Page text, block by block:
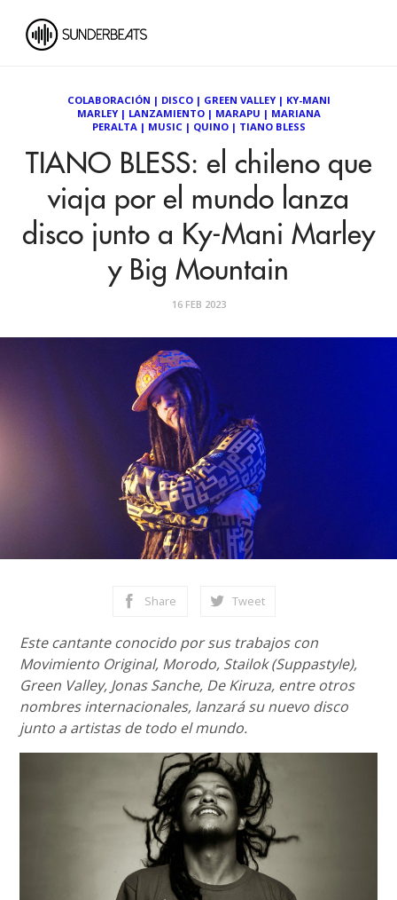
COLABORACIÓN | DISCO| GREEN VALLEY| KY-MANI
MARLEY| LANZAMIENTO| MARAPU | MARIANA
PERALTA| MUSIC| QUINO| TIANO BLESS
TIANO BLESS: el chileno que
viaja por el mundo lanza
disco junto a Ky-Mani Marley
y Big Mountain
16 FEB 2023
Share Tweet
Este cantante conocido por sus trabajos con
Movimiento Original, Morodo, Stailok (Suppastyle),
Green Valley, Jonas Sanche, De Kiruza, entre otros
nombres internacionales, lanzará su nuevo disco
junto a artistas de todo el mundo.